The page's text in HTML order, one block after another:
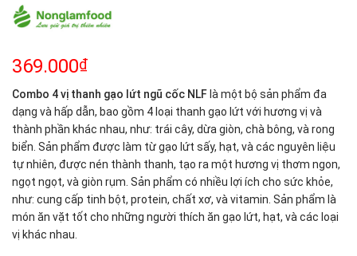
369.000₫
Combo 4 vị thanh gạo lứt ngũ cốc NLF là một bộ sản phẩm đa
dạng và hấp dẫn, bao gồm 4 loại thanh gạo lứt với hương vị và
thành phần khác nhau, như: trái cây, dừa giòn, chà bông, và rong
biển. Sản phẩm được làm từ gạo lứt sấy, hạt, và các nguyên liệu
tự nhiên, được nén thành thanh, tạo ra một hương vị thơm ngon,
ngọt ngọt, và giòn rụm. Sản phẩm có nhiều lợi ích cho sức khỏe,
như: cung cấp tinh bột, protein, chất xơ, và vitamin. Sản phẩm là
món ăn vặt tốt cho những người thích ăn gạo lứt, hạt, và các loại
vị khác nhau.